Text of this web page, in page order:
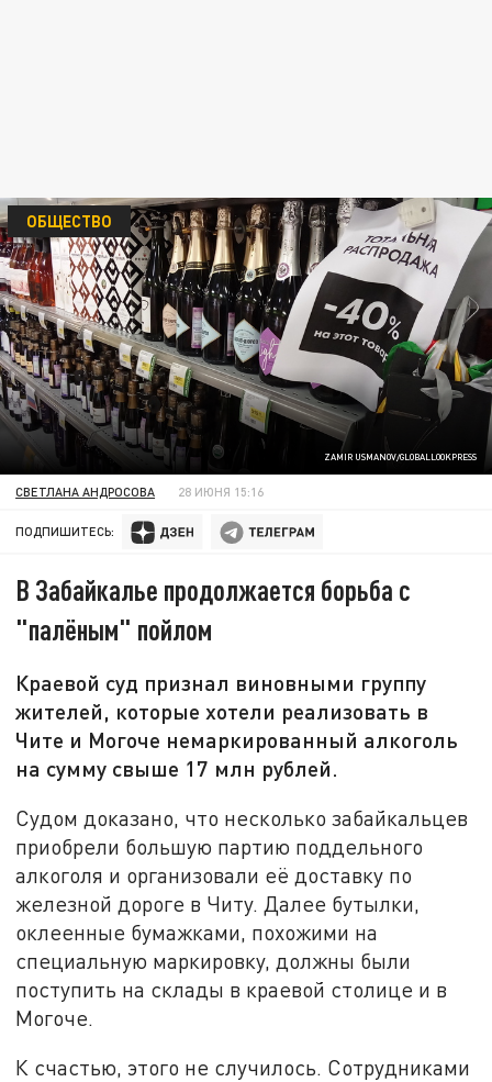
ZAMIR USMANOV/GLOBALLOOKPRESS
ОБЩЕСТВО
СВЕТЛАНА АНДРОСОВА 28 ИЮНЯ 15:16
ПОДПИШИТЕСЬ:
В Забайкалье продолжается борьба с
"палёным" пойлом
Краевой суд признал виновными группу
жителей, которые хотели реализовать в
Чите и Могоче немаркированный алкоголь
на сумму свыше 17 млн рублей.
Судом доказано, что несколько забайкальцев
приобрели большую партию поддельного
алкоголя и организовали её доставку по
железной дороге в Читу. Далее бутылки,
оклеенные бумажками, похожими на
специальную маркировку, должны были
поступить на склады в краевой столице и в
Могоче.
К счастью, этого не случилось. Сотрудниками